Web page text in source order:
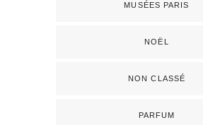
MUSÉES PARIS
NOËL
NON CLASSÉ
PARFUM